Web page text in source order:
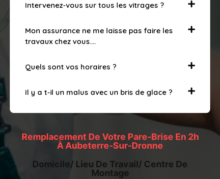
Intervenez-vous sur tous les vitrages ?
Mon assurance ne me laisse pas faire les
travaux chez vous….
Quels sont vos horaires ?
Il y a t-il un malus avec un bris de glace ?
Remplacement De Votre Pare-Brise En 2h
À Aubeterre-Sur-Dronne
Domicile/ Lieu De Travail/ Centre De
Montage